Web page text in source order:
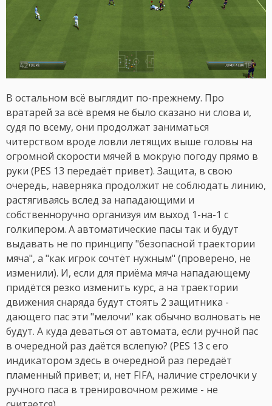
В остальном всё выглядит по-прежнему. Про
вратарей за всё время не было сказано ни слова и,
судя по всему, они продолжат заниматься
читерством вроде ловли летящих выше головы на
огромной скорости мячей в мокрую погоду прямо в
руки (PES 13 передаёт привет). Защита, в свою
очередь, наверняка продолжит не соблюдать линию,
растягиваясь вслед за нападающими и
собственноручно организуя им выход 1-на-1 с
голкипером. А автоматические пасы так и будут
выдавать не по принципу "безопасной траектории
мяча", а "как игрок сочтёт нужным" (проверено, не
изменили). И, если для приёма мяча нападающему
придётся резко изменить курс, а на траектории
движения снаряда будут стоять 2 защитника -
дающего пас эти "мелочи" как обычно волновать не
будут. А куда деваться от автомата, если ручной пас
в очередной раз даётся вслепую? (PES 13 с его
индикатором здесь в очередной раз передаёт
пламенный привет; и, нет FIFA, наличие стрелочки у
ручного паса в тренировочном режиме - не